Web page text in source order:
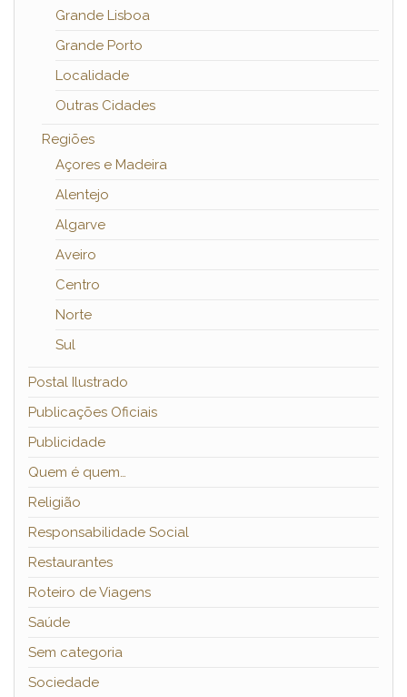
Grande Lisboa
Grande Porto
Localidade
Outras Cidades
Regiões
Açores e Madeira
Alentejo
Algarve
Aveiro
Centro
Norte
Sul
Postal Ilustrado
Publicações Oficiais
Publicidade
Quem é quem…
Religião
Responsabilidade Social
Restaurantes
Roteiro de Viagens
Saúde
Sem categoria
Sociedade